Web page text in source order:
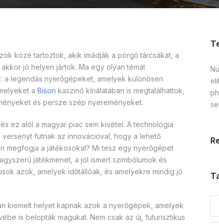
közé tartoztok, akik imádják a pörgő tárcsákat, a
jó helyen jártok. Ma egy olyan témát
a legendás nyerőgépeket, amelyek különösen
a Bison kaszinó kínálatában is megtalálhattok,
és persze szép nyereményeket.
ez alól a magyar piac sem kivétel. A technológia
futnak az innovációval, hogy a lehető
megfogja a játékosokat? Mi tesz egy nyerőgépet
játékmenet, a jól ismert szimbólumok és
azok, amelyek időtállóak, és amelyekre mindig jó
kiemelt helyet kapnak azok a nyerőgépek, amelyek
is belopták magukat. Nem csak az új, futurisztikus